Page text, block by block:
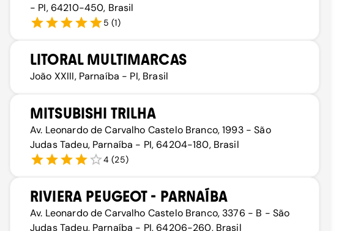
- PI, 64210-450, Brasil
5 (1)
LITORAL MULTIMARCAS
João XXIII, Parnaíba - PI, Brasil
MITSUBISHI TRILHA
Av. Leonardo de Carvalho Castelo Branco, 1993 - São
Judas Tadeu, Parnaíba - PI, 64204-180, Brasil
4 (25)
RIVIERA PEUGEOT - PARNAÍBA
Av. Leonardo de Carvalho Castelo Branco, 3376 - B - São
Judas Tadeu, Parnaíba - PI, 64206-260, Brasil